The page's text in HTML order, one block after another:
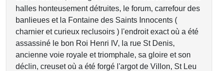
halles honteusement détruites, le forum, carrefour des
banlieues et la Fontaine des Saints Innocents (
charnier et curieux reclusoirs ) l'endroit exact où a été
assassiné le bon Roi Henri IV, la rue St Denis,
ancienne voie royale et triomphale, sa gloire et son
déclin, creuset où a été forgé l'argot de Villon, St Leu